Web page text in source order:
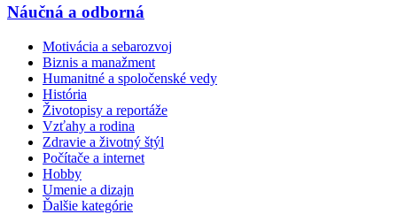
Náučná a odborná
Motivácia a sebarozvoj
Biznis a manažment
Humanitné a spoločenské vedy
História
Životopisy a reportáže
Vzťahy a rodina
Zdravie a životný štýl
Počítače a internet
Hobby
Umenie a dizajn
Ďalšie kategórie